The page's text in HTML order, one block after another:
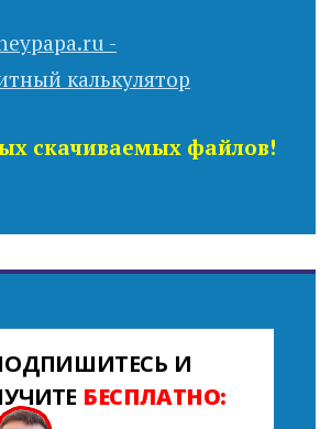
скачиваемых файлов!
И
БЕСПЛАТНО: